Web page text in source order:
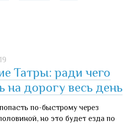
Татры: ради чего
на дорогу весь день
по-быстрому через
но это будет езда по